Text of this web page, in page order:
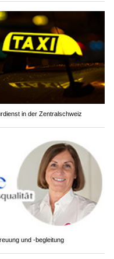
in der Zentralschweiz
und -begleitung